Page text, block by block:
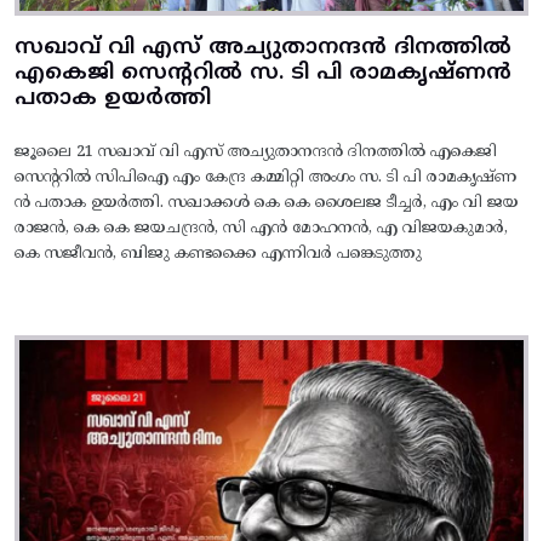
സഖാവ് വി എസ് അച്യുതാനന്ദൻ ദിനത്തിൽ
എകെജി സെന്ററിൽ സ. ടി പി രാമകൃഷ്‌ണൻ
പതാക ഉയർത്തി
ജൂലൈ 21 സഖാവ് വി എസ് അച്യുതാനന്ദൻ ദിനത്തിൽ എകെജി
സെന്ററിൽ സിപിഐ എം കേന്ദ്ര കമ്മിറ്റി അംഗം സ. ടി പി രാമകൃഷ്‌ണ
ൻ പതാക ഉയർത്തി. സഖാക്കൾ കെ കെ ശൈലജ ടീച്ചർ, എം വി ജയ
രാജൻ, കെ കെ ജയചന്ദ്രൻ, സി എൻ മോഹനൻ, എ വിജയകുമാർ,
കെ സജീവൻ, ബിജു കണ്ടക്കൈ എന്നിവർ പങ്കെടുത്തു